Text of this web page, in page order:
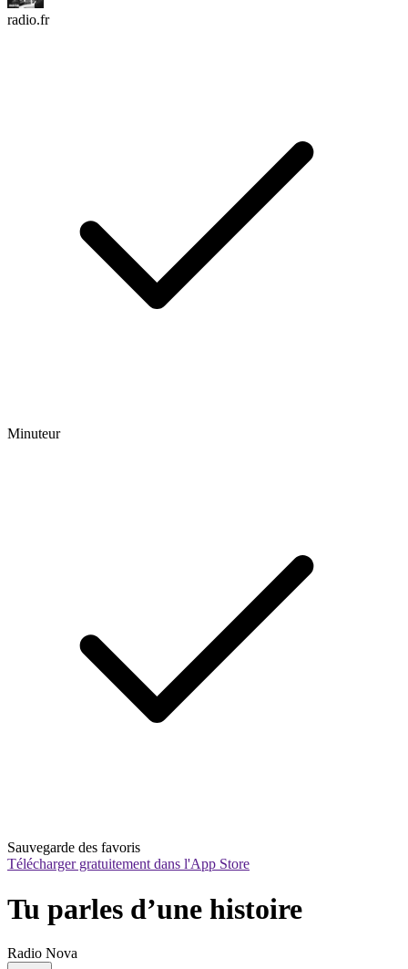
radio.fr
Minuteur
Sauvegarde des favoris
Télécharger gratuitement dans l'App Store
Tu parles d’une histoire
Radio Nova